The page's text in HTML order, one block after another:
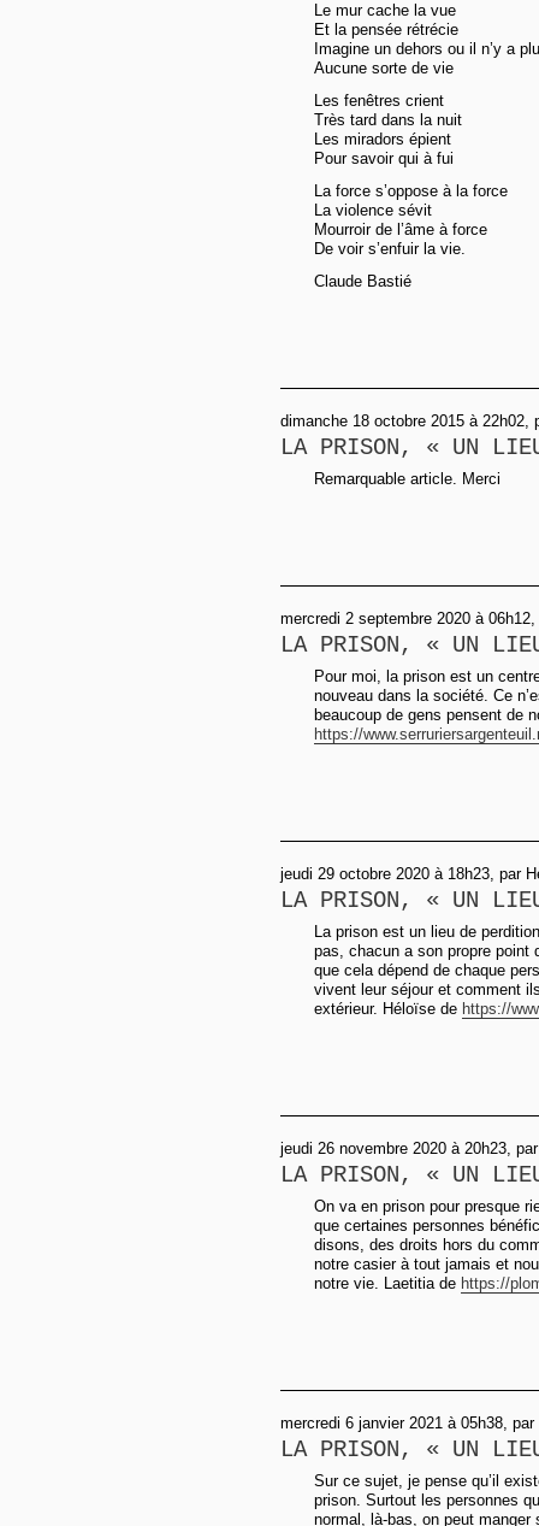
Le mur cache la vue
Et la pensée rétrécie
Imagine un dehors ou il n’y a
Aucune sorte de vie
Les fenêtres crient
Très tard dans la nuit
Les miradors épient
Pour savoir qui à fui
La force s’oppose à la force
La violence sévit
Mourroir de l’âme à force
De voir s’enfuir la vie.
Claude Bastié
dimanche 18 octobre 2015 à 22h02,
LA PRISON, « UN
Remarquable article. Merci
mercredi 2 septembre 2020 à
LA PRISON, « UN
Pour moi, la prison est un
nouveau dans la société. Ce
beaucoup de gens pensent de
https://
jeudi 29 octobre 2020 à 18h23, par
LA PRISON, « UN
La prison est un lieu de
pas, chacun a son propre point
que cela dépend de chaque
vivent leur séjour et comment
extérieur. Héloïse de https://
jeudi 26 novembre 2020 à 20h23,
LA PRISON, « UN
On va en prison pour presque
que certaines personnes
disons, des droits hors du
notre casier à tout jamais et
notre vie. Laetitia de https://
mercredi 6 janvier 2021 à 05h38, par
LA PRISON, « UN
Sur ce sujet, je pense qu’il
prison. Surtout les personnes
normal, là-bas, on peut manger